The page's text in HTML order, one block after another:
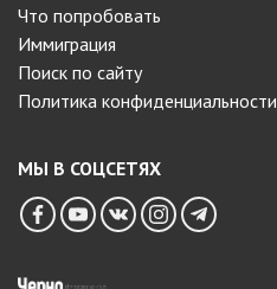
Что попробовать
Иммиграция
Поиск по сайту
Политика конфиденциальности
МЫ В СОЦСЕТЯХ